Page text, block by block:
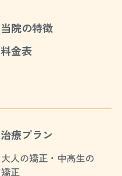
当院の特徴
料金表
治療プラン
大人の矯正・中高生の
矯正